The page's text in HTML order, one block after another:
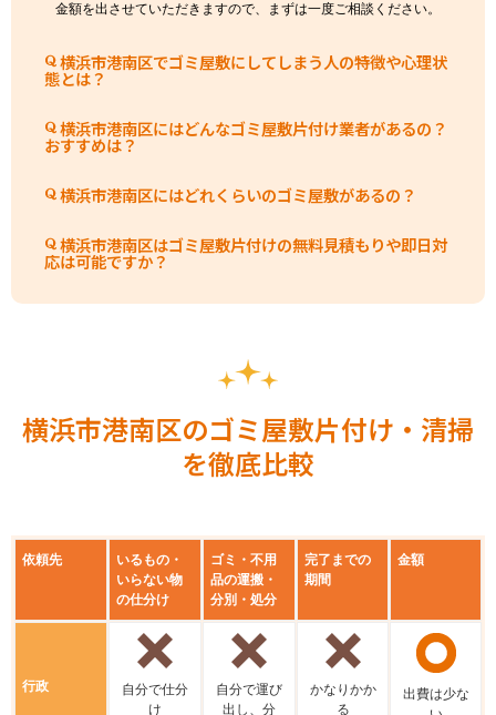
金額を出させていただきますので、まずは一度ご相談ください。
横浜市港南区でゴミ屋敷にしてしまう人の特徴や心理状
態とは？
横浜市港南区にはどんなゴミ屋敷片付け業者があるの？
おすすめは？
横浜市港南区にはどれくらいのゴミ屋敷があるの？
横浜市港南区はゴミ屋敷片付けの無料見積もりや即日対
応は可能ですか？
横浜市港南区のゴミ屋敷片付け・清掃
を徹底比較
依頼先
いるもの・
いらない物
の仕分け
ゴミ・不用
品の運搬・
分別・処分
完了までの
期間
金額
行政
⾃分で仕分
け
⾃分で運び
出し、分
かなりかか
る
出費は少な